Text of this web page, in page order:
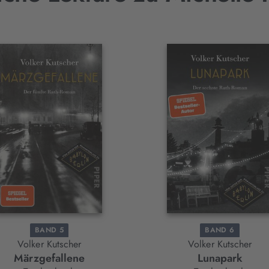
BAND 5
Volker Kutscher
Märzgefallene
BAND 6
Volker Kutscher
Lunapark